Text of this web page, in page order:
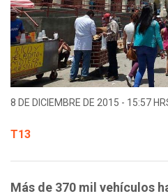
8 DE DICIEMBRE DE 2015 - 15:57
T13
Más de 370 mil vehículos